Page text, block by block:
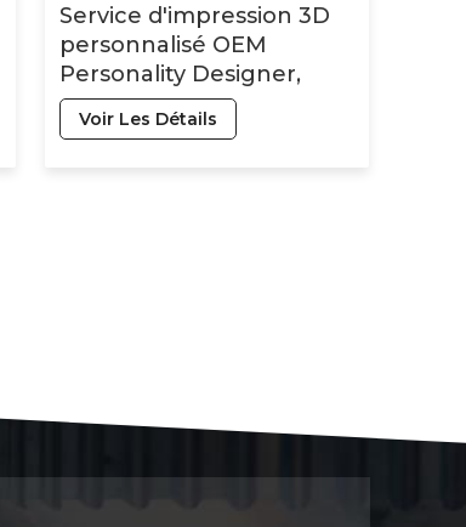
Service d'impression 3D
personnalisé OEM
Personality Designer,
pièces usinées CNC sur
mesure
Voir Les Détails